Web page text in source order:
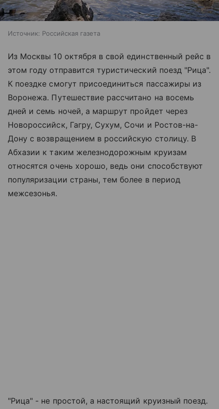
Источник: Российская газета
Из Москвы 10 октября в свой единственный рейс в
этом году отправится туристический поезд "Рица".
К поездке смогут присоединиться пассажиры из
Воронежа. Путешествие рассчитано на восемь
дней и семь ночей, а маршрут пройдет через
Новороссийск, Гагру, Сухум, Сочи и Ростов-на-
Дону с возвращением в российскую столицу. В
Абхазии к таким железнодорожным круизам
относятся очень хорошо, ведь они способствуют
популяризации страны, тем более в период
межсезонья.
"Рица" - не простой, а настоящий круизный поезд.